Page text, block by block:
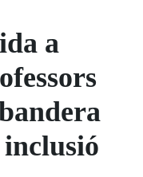
a